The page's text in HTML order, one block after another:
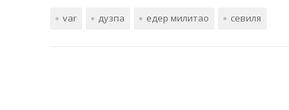
var дузпа едер милитао севиля